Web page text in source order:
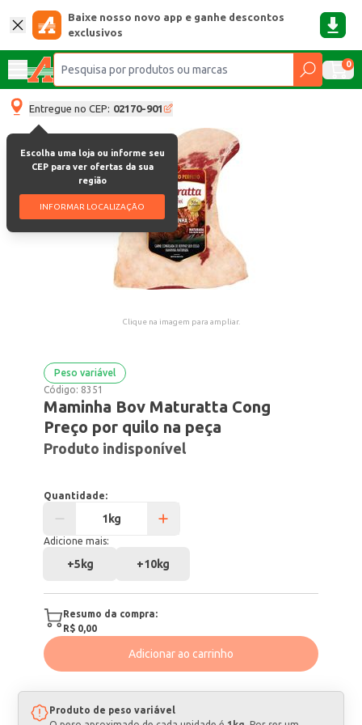
Baixe nosso novo app e ganhe descontos
exclusivos
0
Entregue no CEP: 02170-901
Escolha uma loja ou informe seu
CEP para ver ofertas da sua
região
INFORMAR LOCALIZAÇÃO
Clique na imagem para ampliar.
Peso variável
Código: 8351
Maminha Bov Maturatta Cong
Preço por quilo na peça
Produto indisponível
Quantidade:
Adicione mais:
+5kg +10kg
Resumo da compra:
R$ 0,00
Adicionar ao carrinho
Produto de peso variável